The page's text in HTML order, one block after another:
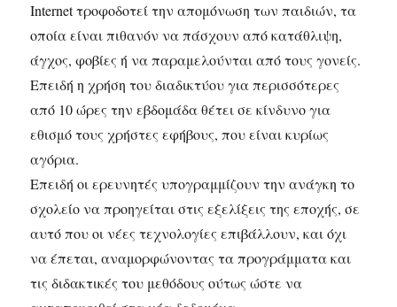
Internet τροφοδοτεί την απομόνωση των παιδιών, τα
οποία είναι πιθανόν να πάσχουν από κατάθλιψη,
άγχος, φοβίες ή να παραμελούνται από τους γονείς.
Επειδή η χρήση του διαδικτύου για περισσότερες
από 10 ώρες την εβδομάδα θέτει σε κίνδυνο για
εθισμό τους χρήστες εφήβους, που είναι κυρίως
αγόρια.
Επειδή οι ερευνητές υπογραμμίζουν την ανάγκη το
σχολείο να προηγείται στις εξελίξεις της εποχής, σε
αυτό που οι νέες τεχνολογίες επιβάλλουν, και όχι
να έπεται, αναμορφώνοντας τα προγράμματα και
τις διδακτικές του μεθόδους ούτως ώστε να